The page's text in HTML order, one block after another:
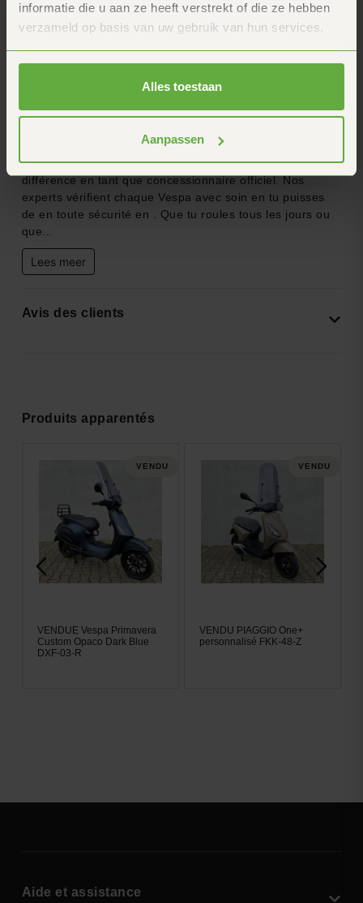
informatie die u aan ze heeft verstrekt of die ze hebben
verzameld op basis van uw gebruik van hun services.
Alles toestaan
Aanpassen
Informations sur le produit
Roule tranquille sur ta Vespa Sprint
Acheter une Vespa, ça doit être un plaisir. Mais on
une occasion. Tu veux être sûr, avoir des infos claires en
partenaire qui te comprend. C'est là qu'on fait la
différence en tant que concessionnaire officiel. Nos
experts vérifient chaque Vespa avec soin en tu puisses
de en toute sécurité en . Que tu roules tous les jours ou
que...
Lees meer
Avis des clients
Produits apparentés
VENDU
VENDUE Vespa Primavera
Custom Opaco Dark Blue
DXF-03-R
VENDU
VENDU PIAGGIO One+
personnalisé FKK-48-Z
Aide et assistance